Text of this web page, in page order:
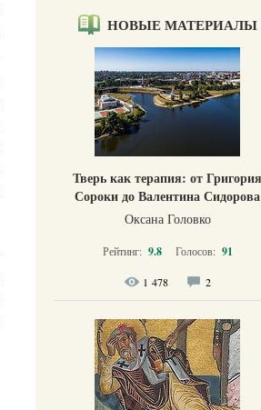
НОВЫЕ МАТЕРИАЛЫ
Тверь как терапия: от Григория
Сороки до Валентина Сидорова
Оксана Головко
Рейтинг: 9.8 Голосов: 91
1 478 2